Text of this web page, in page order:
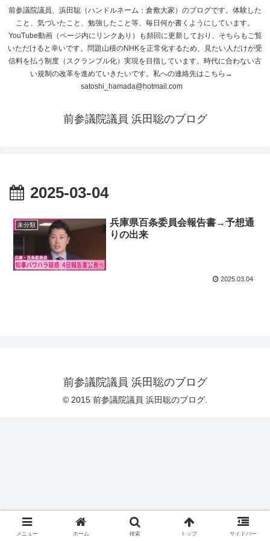
前参議院議員、浜田聡（ハンドルネーム：倉敷大家）のブログです。体験した
こと、気づいたこと、勉強したこと等、毎日何か書くようにしています。
YouTube動画（ページ内にリンクあり）も頻回に更新しており、そちらもご覧
いただけると幸いです。問題山積のNHKを正常化するため、見たい人だけが受
信料を払う制度（スクランブル化）実現を目指しています。時代に合わない古
い規制の改革を進めていきたいです。私への連絡先はこちら→
satoshi_hamada@hotmail.com
前参議院議員 浜田聡のブログ
2025-03-04
未分類
兵庫県百条委員会報告書→予想通
りの出来
2025.03.04
前参議院議員 浜田聡のブログ
© 2015 前参議院議員 浜田聡のブログ.
メニュー ホーム 検索 トップ サイドバー